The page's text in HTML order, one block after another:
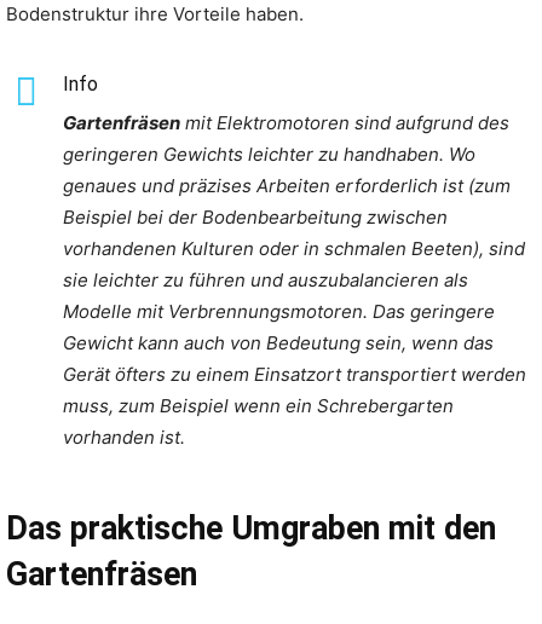
Bodenstruktur ihre Vorteile haben.
Info
Gartenfräsen mit Elektromotoren sind aufgrund des
geringeren Gewichts leichter zu handhaben. Wo
genaues und präzises Arbeiten erforderlich ist (zum
Beispiel bei der Bodenbearbeitung zwischen
vorhandenen Kulturen oder in schmalen Beeten), sind
sie leichter zu führen und auszubalancieren als
Modelle mit Verbrennungsmotoren. Das geringere
Gewicht kann auch von Bedeutung sein, wenn das
Gerät öfters zu einem Einsatzort transportiert werden
muss, zum Beispiel wenn ein Schrebergarten
vorhanden ist.
Das praktische Umgraben mit den
Gartenfräsen